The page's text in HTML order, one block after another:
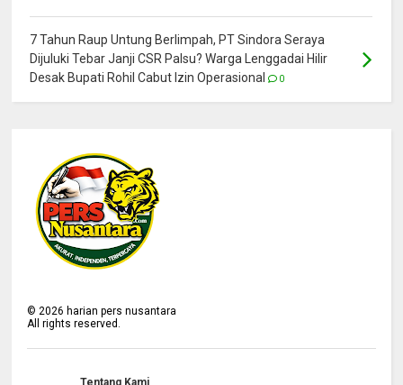
7 Tahun Raup Untung Berlimpah, PT Sindora Seraya
Dijuluki Tebar Janji CSR Palsu? Warga Lenggadai Hilir
Desak Bupati Rohil Cabut Izin Operasional
0
© 2026 harian pers nusantara
All rights reserved.
Tentang Kami